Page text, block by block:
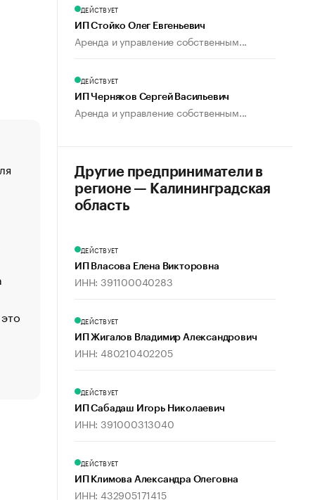
«От спорта тело стареет иначе». Как живет глава
создавшей GTA
«Деньги будут не нужны»: что рассказал Маск в
Функции менеджмента: пять ключевых основ
управления
ЕС разрешил конфискацию российской нефти —
Стресс обеспеченных людей: почему рост доходов
Что обвинения против Павла Дурова значат для
ДЕЙСТВУЕТ
ИП Стойко Олег Евгеньевич
Аренда и управление собственным...
ДЕЙСТВУЕТ
ИП Черняков Сергей Васильевич
Аренда и управление собственным...
Другие предприниматели в
регионе — Калининградская
область
ДЕЙСТВУЕТ
ИП Власова Елена Викторовна
ИНН: 391100040283
ДЕЙСТВУЕТ
ИП Жигалов Владимир Александрович
ИНН: 480210402205
ДЕЙСТВУЕТ
ИП Сабадаш Игорь Николаевич
ИНН: 391000313040
ДЕЙСТВУЕТ
ИП Климова Александра Олеговна
ИНН: 432905171415